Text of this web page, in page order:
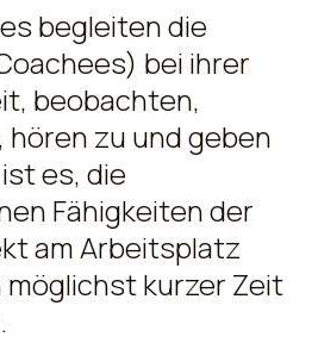
begleiten die
bei ihrer
beobachten,
hören zu und geben
es, die
Fähigkeiten der
am Arbeitsplatz
möglichst kurzer Zeit